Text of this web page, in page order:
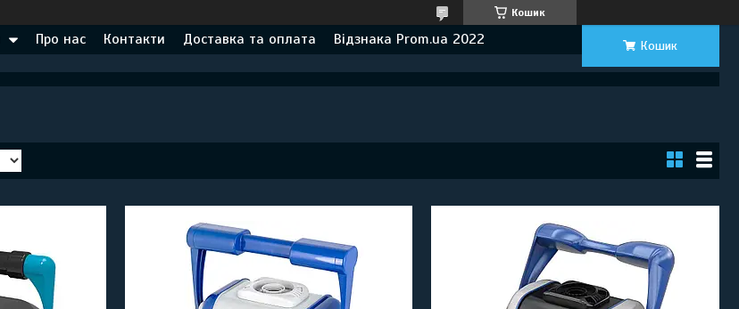
Кошик
Про нас Контакти Доставка та оплата Відзнака Prom.ua 2022 Кошик